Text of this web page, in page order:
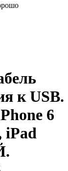
к USB.
6
iPad